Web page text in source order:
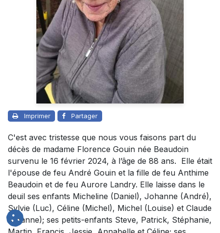
Imprimer Partager
C'est avec tristesse que nous vous faisons part du
décès de madame Florence Gouin née Beaudoin
survenu le 16 février 2024, à l’âge de 88 ans. Elle était
l'épouse de feu André Gouin et la fille de feu Anthime
Beaudoin et de feu Aurore Landry. Elle laisse dans le
deuil ses enfants Micheline (Daniel), Johanne (André),
Sylvie (Luc), Céline (Michel), Michel (Louise) et Claude
(Joanne); ses petits-enfants Steve, Patrick, Stéphanie,